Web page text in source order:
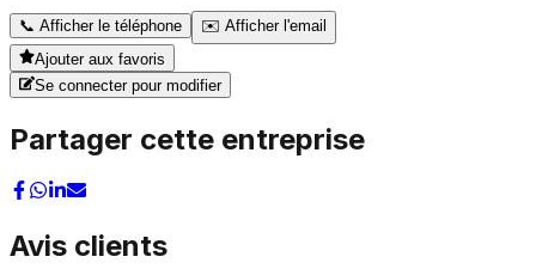
📞 Afficher le téléphone ✉️ Afficher l'email
Ajouter aux favoris
Se connecter pour modifier
Partager cette entreprise
Avis clients